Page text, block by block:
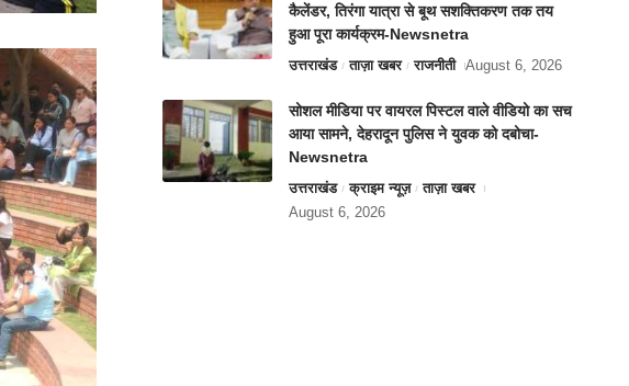
कैलेंडर, तिरंगा यात्रा से बूथ सशक्तिकरण तक तय
हुआ पूरा कार्यक्रम-Newsnetra
उत्तराखंड ताज़ा खबर राजनीती August 6, 2026
सोशल मीडिया पर वायरल पिस्टल वाले वीडियो का सच
आया सामने, देहरादून पुलिस ने युवक को दबोचा-
Newsnetra
उत्तराखंड क्राइम न्यूज़
ताज़ा खबर
August 6, 2026